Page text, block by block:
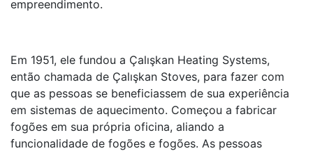
empreendimento.
Em 1951, ele fundou a Çalışkan Heating Systems,
então chamada de Çalışkan Stoves, para fazer com
que as pessoas se beneficiassem de sua experiência
em sistemas de aquecimento. Começou a fabricar
fogões em sua própria oficina, aliando a
funcionalidade de fogões e fogões. As pessoas